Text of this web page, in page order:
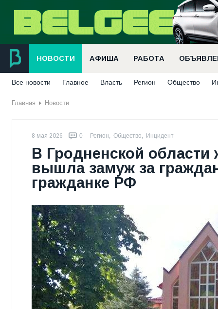
НОВОСТИ АФИША РАБОТА
Все новости Главное Власть Регион Общество
Главная Новости
8 мая 2026 0 Регион, Общество, Инцидент
В Гродненской
вышла замуж за
гражданке РФ